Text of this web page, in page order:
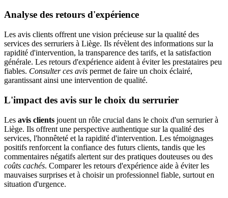
Analyse des retours d'expérience
Les avis clients offrent une vision précieuse sur la qualité des
services des serruriers à Liège. Ils révèlent des informations sur la
rapidité d'intervention, la transparence des tarifs, et la satisfaction
générale. Les retours d'expérience aident à éviter les prestataires peu
fiables. Consulter ces avis permet de faire un choix éclairé,
garantissant ainsi une intervention de qualité.
L'impact des avis sur le choix du serrurier
Les avis clients jouent un rôle crucial dans le choix d'un serrurier à
Liège. Ils offrent une perspective authentique sur la qualité des
services, l'honnêteté et la rapidité d'intervention. Les témoignages
positifs renforcent la confiance des futurs clients, tandis que les
commentaires négatifs alertent sur des pratiques douteuses ou des
coûts cachés. Comparer les retours d'expérience aide à éviter les
mauvaises surprises et à choisir un professionnel fiable, surtout en
situation d'urgence.